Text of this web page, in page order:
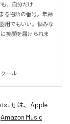
も、自分だけ
る物語の番号。年齢
用でもいい。悩みな
笑顔を届けられま
ール
」は、 Apple
Amazon Music